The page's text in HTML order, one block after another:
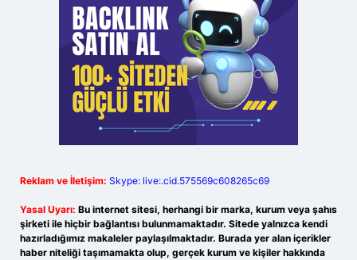
Reklam ve İletişim: Skype: live:.cid.575569c608265c69
Yasal Uyarı: Bu internet sitesi, herhangi bir marka, kurum veya şahıs
şirketi ile hiçbir bağlantısı bulunmamaktadır. Sitede yalnızca kendi
hazırladığımız makaleler paylaşılmaktadır. Burada yer alan içerikler
haber niteliği taşımamakta olup, gerçek kurum ve kişiler hakkında